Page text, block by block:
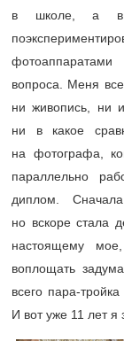
в школе, а в
вопроса. Меня
ни живопись, ни
ни в какое
на фотографа,
параллельно
диплом.
но вскоре стала
настоящему
воплощать
всего пара-
И вот уже 11 лет